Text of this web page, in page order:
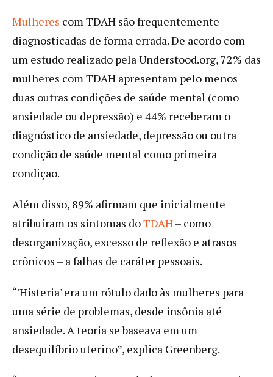
Mulheres com TDAH são frequentemente
diagnosticadas de forma errada. De acordo com
um estudo realizado pela Understood.org, 72% das
mulheres com TDAH apresentam pelo menos
duas outras condições de saúde mental (como
ansiedade ou depressão) e 44% receberam o
diagnóstico de ansiedade, depressão ou outra
condição de saúde mental como primeira
condição.
Além disso, 89% afirmam que inicialmente
atribuíram os sintomas doTDAH– como
desorganização, excesso de reflexão e atrasos
crônicos – a falhas de caráter pessoais.
“'Histeria' era um rótulo dado às mulheres para
uma série de problemas, desde insônia até
ansiedade. A teoria se baseava em um
desequilíbrio uterino”, explica Greenberg.